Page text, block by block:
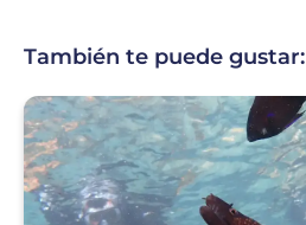
También te puede gustar: